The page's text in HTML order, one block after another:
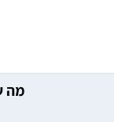
מה